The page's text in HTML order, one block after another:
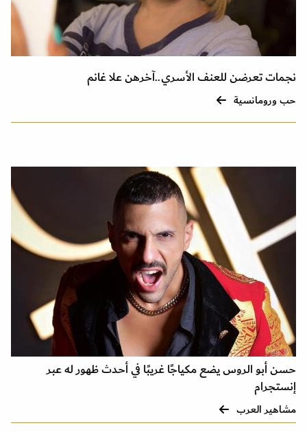
نجمات تعرضن للعنف الأسري..آخرهن علا غانم
حب ورومانسية
حسن أبو الروس يضع مكياجًا غريبًا في أحدث ظهور له عبر
إنستجرام
مشاهير العرب